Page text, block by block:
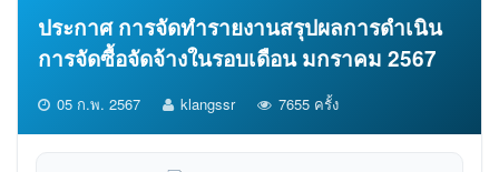
ประกาศ การจัดทำรายงานสรุปผลการดำเนิน
การจัดซื้อจัดจ้างในรอบเดือน มกราคม 2567
05 ก.พ. 2567 klangssr 7655 ครั้ง